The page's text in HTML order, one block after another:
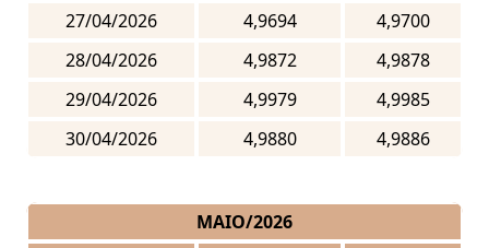
27/04/2026
4,9694
4,9700
28/04/2026
4,9872
4,9878
29/04/2026
4,9979
4,9985
30/04/2026
4,9880 4,9886
MAIO/2026